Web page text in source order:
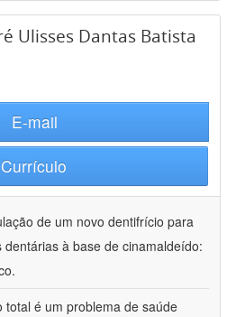
Ulisses Dantas Batista
E-mail
Currículo
de um novo dentifrício para
à base de cinamaldeído:
total é um problema de saúde